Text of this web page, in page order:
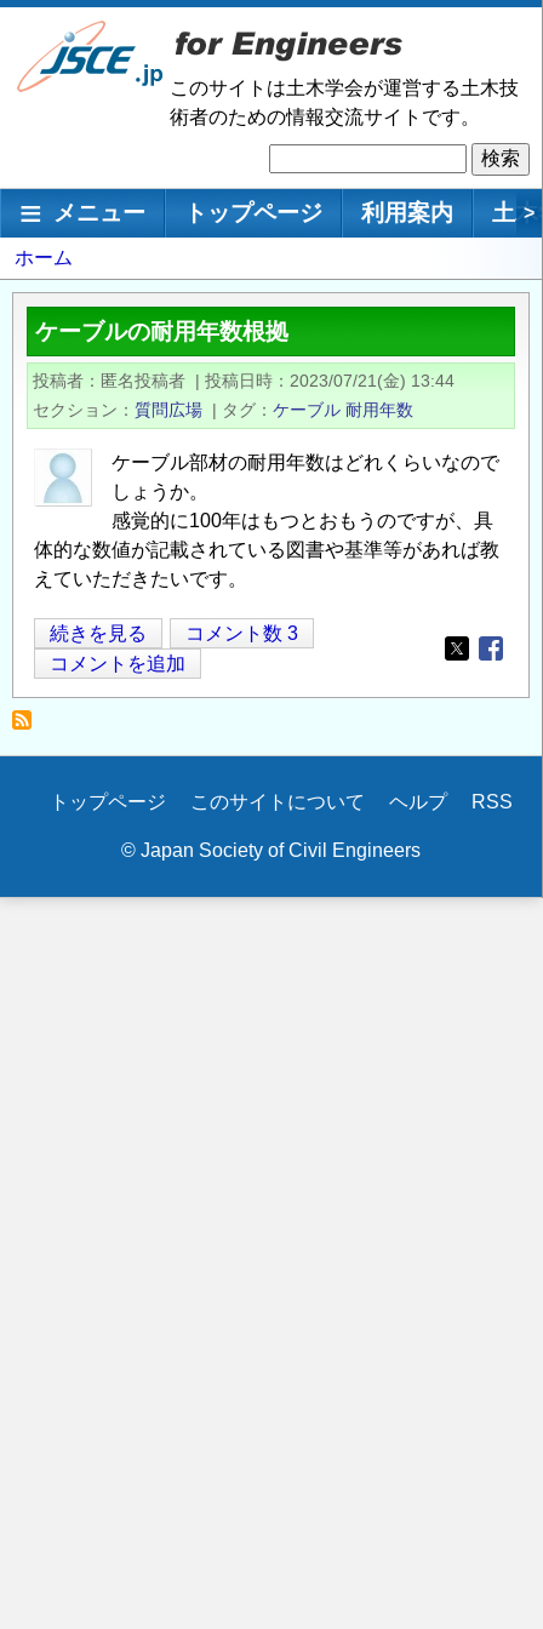
メ
ン
移
このサイトは土木学会が運営する土木技
術者のための情報交流サイトです。
索
メインナビゲーション
メニュー トップページ 利用案内 土 >
パ
ン
く
ず
ホーム
ケーブルの耐用年数根拠
投稿者 匿名投稿者 | 投稿日時
2023/07/21(金) 13:44
セクション
質問広場 | タグ ケーブル 耐用年数
ケーブル部材の耐用年数はどれくらいなので
しょうか。
感覚的に100年はもつとおもうのですが、具
体的な数値が記載されている図書や基準等があれば教
えていただきたいです。
ケ
ー
ブ
の
用
続きを見る
コメント数 3
コメントを追加
Opens in
Secondary
トップページ このサイトについて ヘルプ RSS
© Japan Society of Civil Engineers